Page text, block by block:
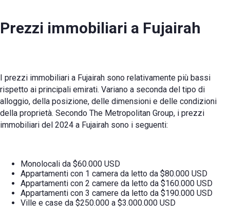
Prezzi immobiliari a Fujairah
I prezzi immobiliari a Fujairah sono relativamente più bassi
rispetto ai principali emirati. Variano a seconda del tipo di
alloggio, della posizione, delle dimensioni e delle condizioni
della proprietà. Secondo The Metropolitan Group, i prezzi
immobiliari del 2024 a Fujairah sono i seguenti:
Monolocali da $60.000 USD
Appartamenti con 1 camera da letto da $80.000 USD
Appartamenti con 2 camere da letto da $160.000 USD
Appartamenti con 3 camere da letto da $190.000 USD
Ville e case da $250.000 a $3.000.000 USD